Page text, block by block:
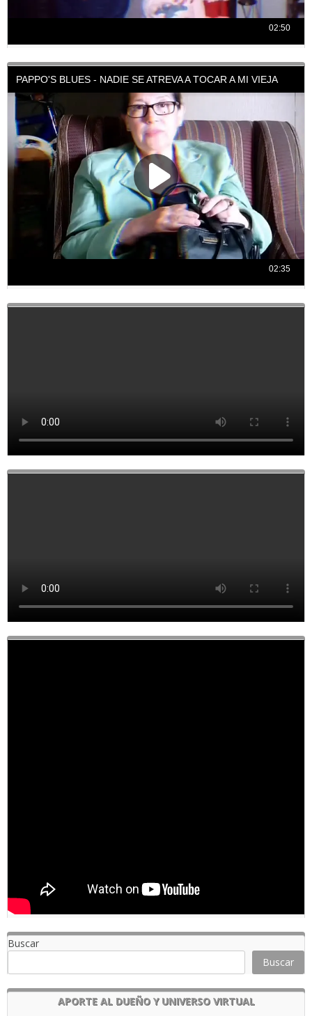
Buscar
Buscar
APORTE AL DUEÑO Y UNIVERSO VIRTUAL